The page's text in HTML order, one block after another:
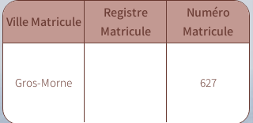
Ville Matricule
Registre
Matricule
Numéro
Matricule
Gros-Morne 627